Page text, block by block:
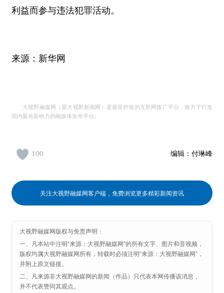
利益而参与违法犯罪活动。
来源：新华网
大视野融媒网（原大视野新闻网）是最富价值的互联网推广平台，致力于打造
国内最有影响力的融媒体发布平台。
编辑： 付琳峰
100
关注大视野融媒网客户端，免费浏览更多精彩新闻资讯
大视野融媒网版权与免责声明：
一、凡本站中注明“来源：大视野融媒网”的所有文字、图片和音视频，
版权均属大视野融媒网所有，转载时必须注明“来源：大视野融媒网”，
并附上原文链接。
二、凡来源非大视野融媒网的新闻（作品）只代表本网传播该消息，
并不代表赞同其观点。